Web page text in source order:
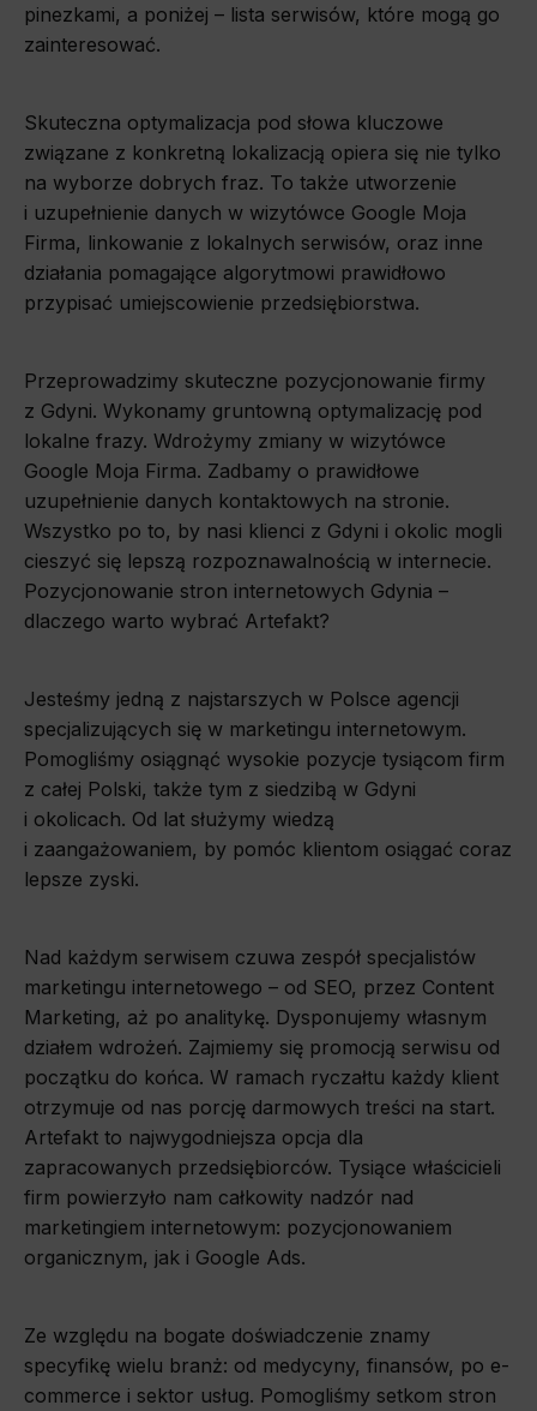
Marketing
Scope responsible for displaying personalized ads that may be of interest to the user based on browsing history and habits
and demographic criteria. Also, third-party files that, in conjunction with files installed while browsing other websites, profile the
pinezkami, a poniżej – lista serwisów, które mogą go
zainteresować.
Skuteczna optymalizacja pod słowa kluczowe
związane z konkretną lokalizacją opiera się nie tylko
na wyborze dobrych fraz. To także utworzenie
i uzupełnienie danych w wizytówce Google Moja
Firma, linkowanie z lokalnych serwisów, oraz inne
działania pomagające algorytmowi prawidłowo
przypisać umiejscowienie przedsiębiorstwa.
Przeprowadzimy skuteczne pozycjonowanie firmy
z Gdyni. Wykonamy gruntowną optymalizację pod
lokalne frazy. Wdrożymy zmiany w wizytówce
Google Moja Firma. Zadbamy o prawidłowe
uzupełnienie danych kontaktowych na stronie.
Wszystko po to, by nasi klienci z Gdyni i okolic mogli
cieszyć się lepszą rozpoznawalnością w internecie.
Pozycjonowanie stron internetowych Gdynia –
dlaczego warto wybrać Artefakt?
Jesteśmy jedną z najstarszych w Polsce agencji
specjalizujących się w marketingu internetowym.
Pomogliśmy osiągnąć wysokie pozycje tysiącom firm
z całej Polski, także tym z siedzibą w Gdyni
i okolicach. Od lat służymy wiedzą
i zaangażowaniem, by pomóc klientom osiągać coraz
lepsze zyski.
Nad każdym serwisem czuwa zespół specjalistów
marketingu internetowego – od SEO, przez Content
Marketing, aż po analitykę. Dysponujemy własnym
działem wdrożeń. Zajmiemy się promocją serwisu od
początku do końca. W ramach ryczałtu każdy klient
otrzymuje od nas porcję darmowych treści na start.
Artefakt to najwygodniejsza opcja dla
zapracowanych przedsiębiorców. Tysiące właścicieli
firm powierzyło nam całkowity nadzór nad
marketingiem internetowym: pozycjonowaniem
organicznym, jak i Google Ads.
Ze względu na bogate doświadczenie znamy
specyfikę wielu branż: od medycyny, finansów, po e-
commerce i sektor usług. Pomogliśmy setkom stron